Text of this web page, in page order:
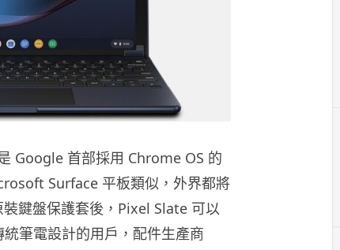
Google 首部採用 Chrome OS 的
Surface 平板類似，外界都將
鍵盤保護套後，Pixel Slate 可以
筆電設計的用戶，配件生產商